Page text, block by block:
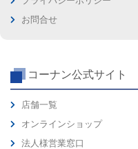
お問合せ
コーナン公式サイト
店舗一覧
オンラインショップ
法人様営業窓口